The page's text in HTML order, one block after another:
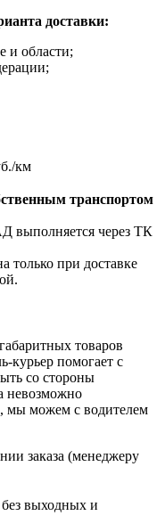
доставки:
и области;
км
транспортом
выполняется через ТК
только при доставке
товаров
курьер помогает с
со стороны
невозможно
мы можем с водителем
заказа (менеджеру
выходных и